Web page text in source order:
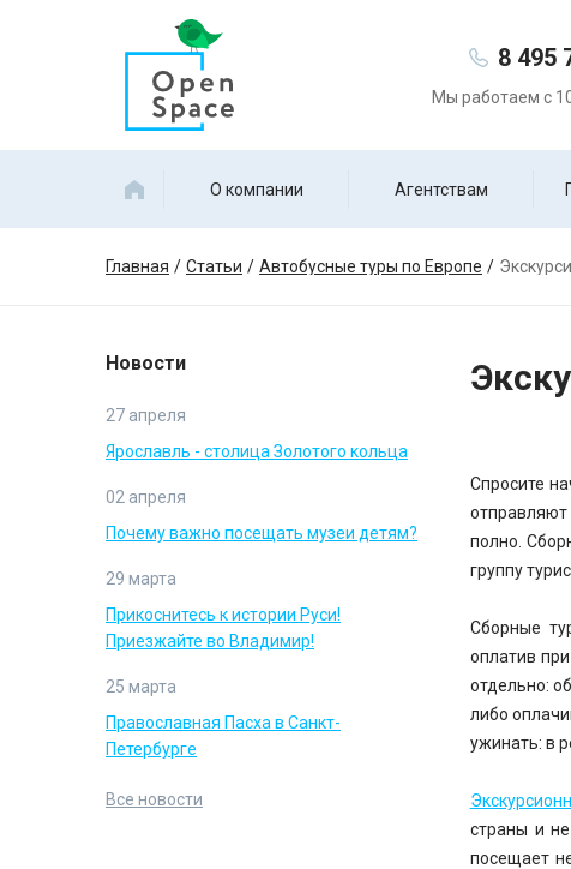
8 495
Мы работаем с
О компании Агентствам
Главная Статьи Автобусные туры по Европе
Новости
27 апреля
Ярославль - столица Золотого кольца
02 апреля
Почему важно посещать музеи детям?
29 марта
Прикоснитесь к истории Руси!
Приезжайте во Владимир!
25 марта
Православная Пасха в Санкт-
Петербурге
Все новости
Спросите
полно.
группу
Сборные
оплатив
отдельно:
либо
ужинать: в
страны и
посещает